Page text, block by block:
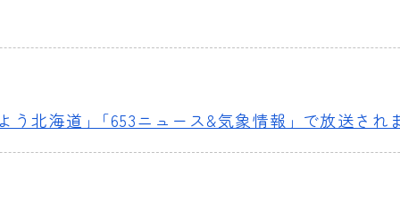
う北海道」｢653ニュース&気象情報｣ で放送され